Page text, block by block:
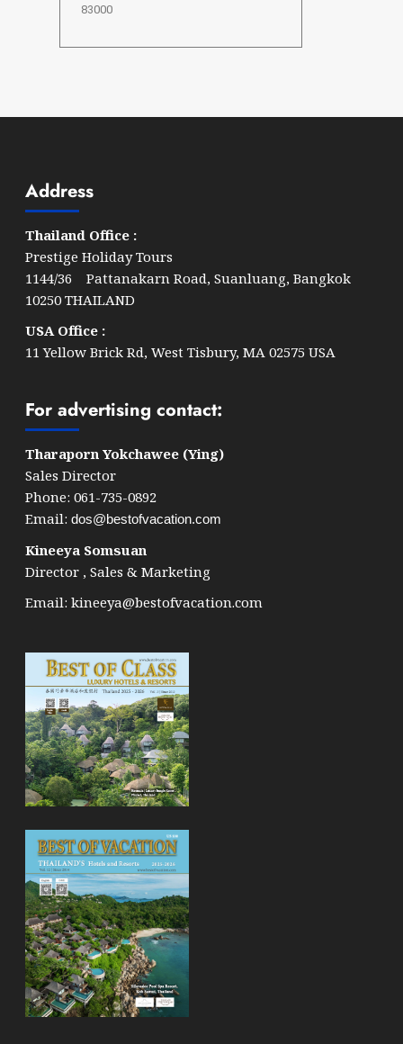
83000
Address
Thailand Office :
Prestige Holiday Tours
1144/36 Pattanakarn Road, Suanluang, Bangkok
10250 THAILAND
USA Office :
11 Yellow Brick Rd, West Tisbury, MA 02575 USA
For advertising contact:
Tharaporn Yokchawee (Ying)
Sales Director
Phone: 061-735-0892
Email: dos@bestofvacation.com
Kineeya Somsuan
Director , Sales & Marketing
Email: kineeya@bestofvacation.com